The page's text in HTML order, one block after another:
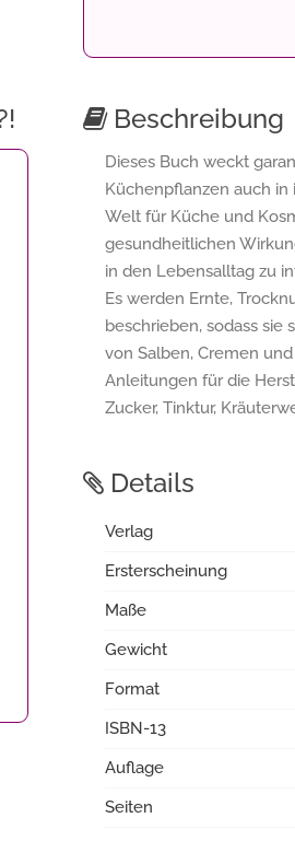
Beschreibung
Dieses Buch weckt
Küchenpflanzen auch
Welt für Küche und
gesundheitlichen
in den Lebensalltag zu
Es werden Ernte,
beschrieben, sodass sie
von Salben, Cremen
Anleitungen für die
Zucker, Tinktur,
Details
Verlag
Ersterscheinung
Maße
Gewicht
Format
ISBN-13
Auflage
Seiten